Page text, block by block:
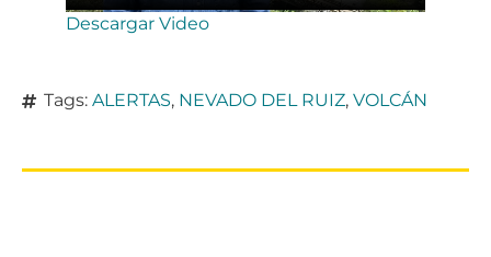
Descargar Video
Tags: ALERTAS, NEVADO DEL RUIZ, VOLCÁN